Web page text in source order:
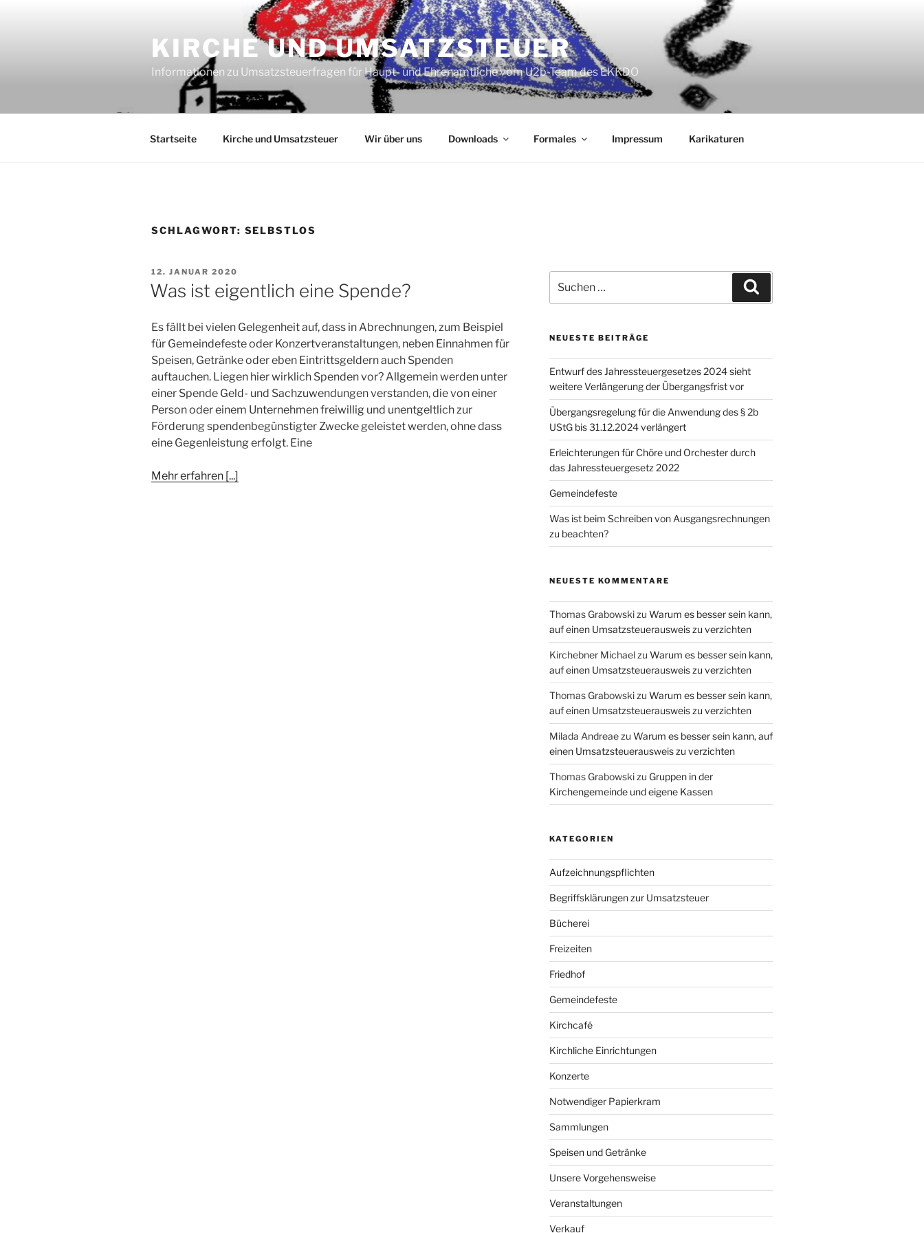
KIRCHE UND UMSATZSTEUER
Informationen zu Umsatzsteuerfragen für Haupt- und Ehrenamtliche vom U2b-Team des EKKDO
Startseite Kirche und Umsatzsteuer Wir über uns Downloads Formales Impressum Karikaturen
SCHLAGWORT: SELBSTLOS
VERÖFFENTLICHT
AM
12. JANUAR 2020
Was ist eigentlich eine Spende?
Es fällt bei vielen Gelegenheit auf, dass in Abrechnungen, zum Beispiel
für Gemeindefeste oder Konzertveranstaltungen, neben Einnahmen für
Speisen, Getränke oder eben Eintrittsgeldern auch Spenden
auftauchen. Liegen hier wirklich Spenden vor? Allgemein werden unter
einer Spende Geld- und Sachzuwendungen verstanden, die von einer
Person oder einem Unternehmen freiwillig und unentgeltlich zur
Förderung spendenbegünstigter Zwecke geleistet werden, ohne dass
eine Gegenleistung erfolgt. Eine
Mehr erfahren [...]
nach:
NEUESTE BEITRÄGE
Entwurf des Jahressteuergesetzes 2024 sieht
weitere Verlängerung der Übergangsfrist vor
Übergangsregelung für die Anwendung des § 2b
UStG bis 31.12.2024 verlängert
Erleichterungen für Chöre und Orchester durch
das Jahressteuergesetz 2022
Gemeindefeste
Was ist beim Schreiben von Ausgangsrechnungen
zu beachten?
NEUESTE KOMMENTARE
Thomas Grabowskizu Warum es besser sein kann,
auf einen Umsatzsteuerausweis zu verzichten
Kirchebner Michaelzu Warum es besser sein kann,
auf einen Umsatzsteuerausweis zu verzichten
Thomas Grabowskizu Warum es besser sein kann,
auf einen Umsatzsteuerausweis zu verzichten
Milada Andreaezu Warum es besser sein kann, auf
einen Umsatzsteuerausweis zu verzichten
Thomas Grabowskizu Gruppen in der
Kirchengemeinde und eigene Kassen
KATEGORIEN
Aufzeichnungspflichten
Begriffsklärungen zur Umsatzsteuer
Bücherei
Freizeiten
Friedhof
Gemeindefeste
Kirchcafé
Kirchliche Einrichtungen
Konzerte
Notwendiger Papierkram
Sammlungen
Speisen und Getränke
Unsere Vorgehensweise
Veranstaltungen
Verkauf